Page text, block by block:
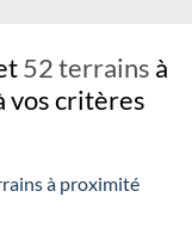
52 terrains à
vos critères
à proximité